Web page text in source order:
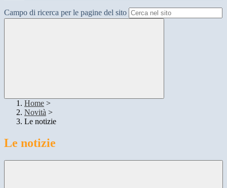
Campo di ricerca per le pagine del sito
Home >
Novità >
Le notizie
Le notizie